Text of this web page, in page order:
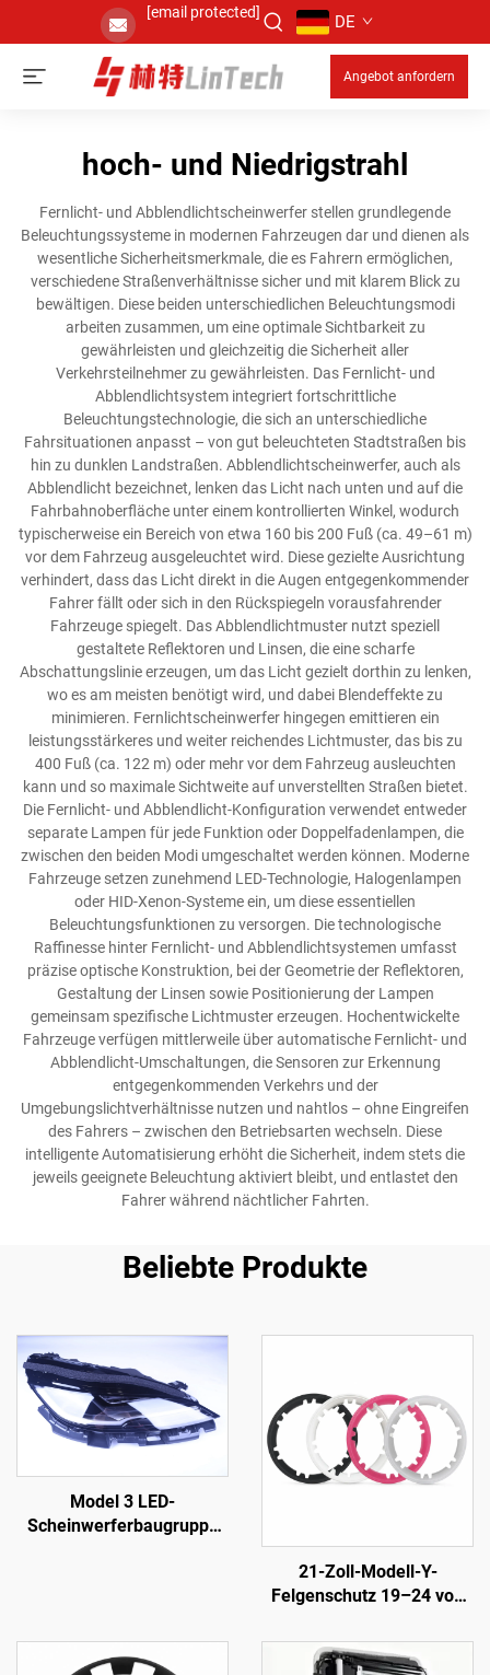
[email protected] DE
Angebot anfordern
hoch- und Niedrigstrahl
Fernlicht- und Abblendlichtscheinwerfer stellen grundlegende
Beleuchtungssysteme in modernen Fahrzeugen dar und dienen als
wesentliche Sicherheitsmerkmale, die es Fahrern ermöglichen,
verschiedene Straßenverhältnisse sicher und mit klarem Blick zu
bewältigen. Diese beiden unterschiedlichen Beleuchtungsmodi
arbeiten zusammen, um eine optimale Sichtbarkeit zu
gewährleisten und gleichzeitig die Sicherheit aller
Verkehrsteilnehmer zu gewährleisten. Das Fernlicht- und
Abblendlichtsystem integriert fortschrittliche
Beleuchtungstechnologie, die sich an unterschiedliche
Fahrsituationen anpasst – von gut beleuchteten Stadtstraßen bis
hin zu dunklen Landstraßen. Abblendlichtscheinwerfer, auch als
Abblendlicht bezeichnet, lenken das Licht nach unten und auf die
Fahrbahnoberfläche unter einem kontrollierten Winkel, wodurch
typischerweise ein Bereich von etwa 160 bis 200 Fuß (ca. 49–61 m)
vor dem Fahrzeug ausgeleuchtet wird. Diese gezielte Ausrichtung
verhindert, dass das Licht direkt in die Augen entgegenkommender
Fahrer fällt oder sich in den Rückspiegeln vorausfahrender
Fahrzeuge spiegelt. Das Abblendlichtmuster nutzt speziell
gestaltete Reflektoren und Linsen, die eine scharfe
Abschattungslinie erzeugen, um das Licht gezielt dorthin zu lenken,
wo es am meisten benötigt wird, und dabei Blendeffekte zu
minimieren. Fernlichtscheinwerfer hingegen emittieren ein
leistungsstärkeres und weiter reichendes Lichtmuster, das bis zu
400 Fuß (ca. 122 m) oder mehr vor dem Fahrzeug ausleuchten
kann und so maximale Sichtweite auf unverstellten Straßen bietet.
Die Fernlicht- und Abblendlicht-Konfiguration verwendet entweder
separate Lampen für jede Funktion oder Doppelfadenlampen, die
zwischen den beiden Modi umgeschaltet werden können. Moderne
Fahrzeuge setzen zunehmend LED-Technologie, Halogenlampen
oder HID-Xenon-Systeme ein, um diese essentiellen
Beleuchtungsfunktionen zu versorgen. Die technologische
Raffinesse hinter Fernlicht- und Abblendlichtsystemen umfasst
präzise optische Konstruktion, bei der Geometrie der Reflektoren,
Gestaltung der Linsen sowie Positionierung der Lampen
gemeinsam spezifische Lichtmuster erzeugen. Hochentwickelte
Fahrzeuge verfügen mittlerweile über automatische Fernlicht- und
Abblendlicht-Umschaltungen, die Sensoren zur Erkennung
entgegenkommenden Verkehrs und der
Umgebungslichtverhältnisse nutzen und nahtlos – ohne Eingreifen
des Fahrers – zwischen den Betriebsarten wechseln. Diese
intelligente Automatisierung erhöht die Sicherheit, indem stets die
jeweils geeignete Beleuchtung aktiviert bleibt, und entlastet den
Fahrer während nächtlicher Fahrten.
Beliebte Produkte
Model 3 LED-
Scheinwerferbaugruppe
21-Zoll-Modell-Y-
Felgenschutz 19–24 von